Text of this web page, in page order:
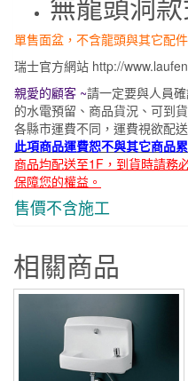
單售面盆，不含龍頭與其它配件
瑞士官方網站 http://
親愛的顧客 ~請一定要與人員
的水電預留、商品貨況、可到
各縣市運費不同，運費視欲配
此項商品運費恕不與其它商品
商品均配送至1F，到貨時請務
保障您的權益。
售價不含施工
相關商品